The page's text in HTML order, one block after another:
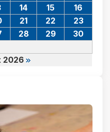
2026
14 15
16
21 22
23
28 29
30